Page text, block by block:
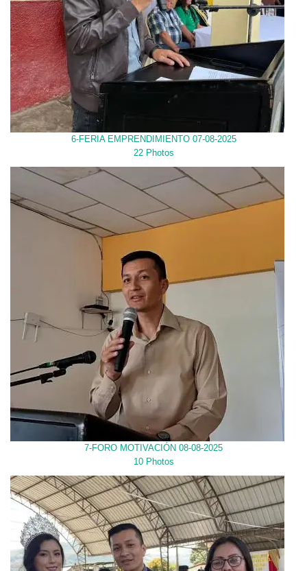
6-FERIA EMPRENDIMIENTO 07-08-2025
22 Photos
7-FORO MOTIVACIÓN 08-08-2025
10 Photos